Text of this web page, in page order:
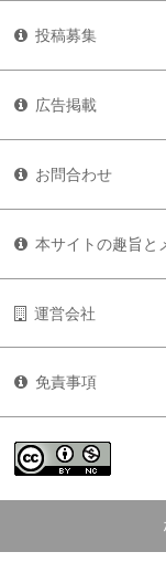
投稿募集
広告掲載
お問合わせ
本サイトの趣旨と
運営会社
免責事項